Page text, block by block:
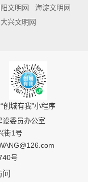
文明网
海淀文明网
大兴文明网
“创城有我”小程序
设委员办公室
街1号
号